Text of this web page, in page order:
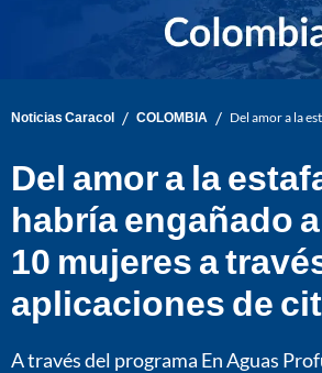
Noticias Caracol / COLOMBIA / Del amor a la
Del amor a la
habría engañado
10 mujeres a
aplicaciones de
A través del programa En Aguas